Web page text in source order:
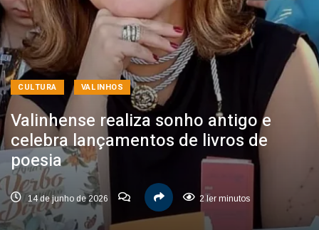
CULTURA VALINHOS
Valinhense realiza sonho antigo e
celebra lançamentos de livros de
poesia
14 de junho de 2026 2 ler minutos